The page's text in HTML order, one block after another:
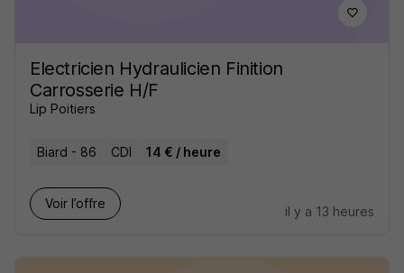
Electricien Hydraulicien Finition
Carrosserie H/F
Lip Poitiers
Biard - 86 CDI 14 € / heure
Voir l’offre
il y a 13 heures